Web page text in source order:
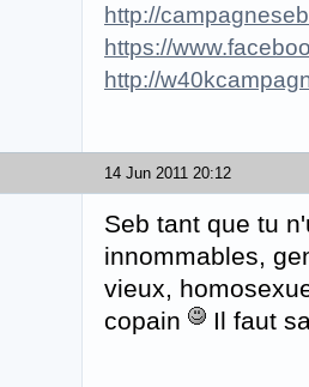
http://
https://
http://
14 Jun 2011 20:12
Seb tant que tu
innommables,
vieux,
copain
Il faut